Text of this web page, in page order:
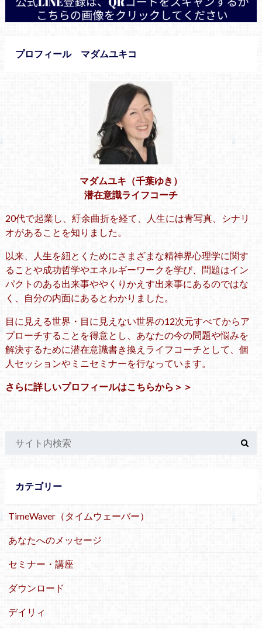
プロフィール マダムユキコ
マダムユキ（千葉ゆき）
潜在意識ライフコーチ
20代で起業し、紆余曲折を経て、人生には青写真、シナリ
オがあることを知りました。
以来、人生を紐とくためにさまざまな精神界心理学に関す
ることや成功哲学やエネルギーワークを学び、問題はイン
パクトのある出来事ややくりかえす出来事にあるのではな
く、自分の内面にあるとわかりました。
目に見える世界・目に見えない世界の12次元すべてからア
プローチすることを得意とし、あなたの今の問題や悩みを
解決するために潜在意識書き換えライフコーチとして、個
人セッションやミニセミナーを行なっています。
さらに詳しいプロフィールはこちらから＞＞
カテゴリー
TimeWaver（タイムウェーバー）
あなたへのメッセージ
セミナー・講座
ダウンロード
デイリィ